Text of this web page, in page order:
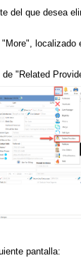
del que desea
localizado
"Related
pantalla: